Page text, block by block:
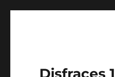
Disfraces